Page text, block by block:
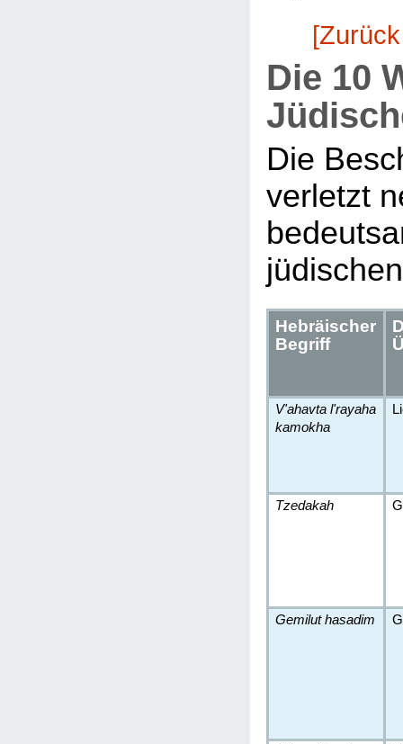
Die 10
Die
verletzt
Hebräischer
Begriff
V'ahavta l'rayaha
kamokha
Tzedakah
Gemilut hasadim